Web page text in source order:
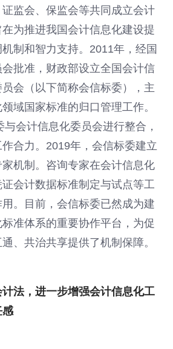
监会、保监会等共同成立会计
为推进我国会计信息化建设提
制和智力支持。2011年，经国
批准，财政部设立全国会计信
会（以下简称会信标委），主
域国家标准的归口管理工作。
会计信息化委员会进行整合，
合力。2019年，会信标委建立
机制。咨询专家在会计信息化
会计数据标准制定与试点等工
。目前，会信标委已然成为建
准体系的重要协作平台，为促
、共治共享提供了机制保障。
法，进一步增强会计信息化工
感